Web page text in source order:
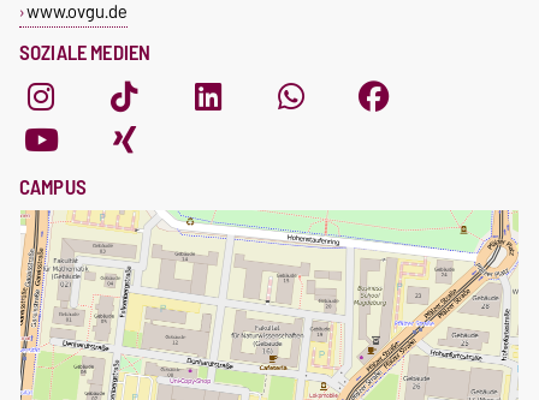
SOZIALE MEDIEN
www.ovgu.de
CAMPUS